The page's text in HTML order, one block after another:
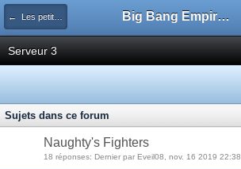
← Les petites annonces: Studios Big Bang Empire - Forum
Serveur 3
Sujets dans ce forum
Naughty's Fighters
18 réponses: Dernier par Eveil08, nov. 16 2019 22:38